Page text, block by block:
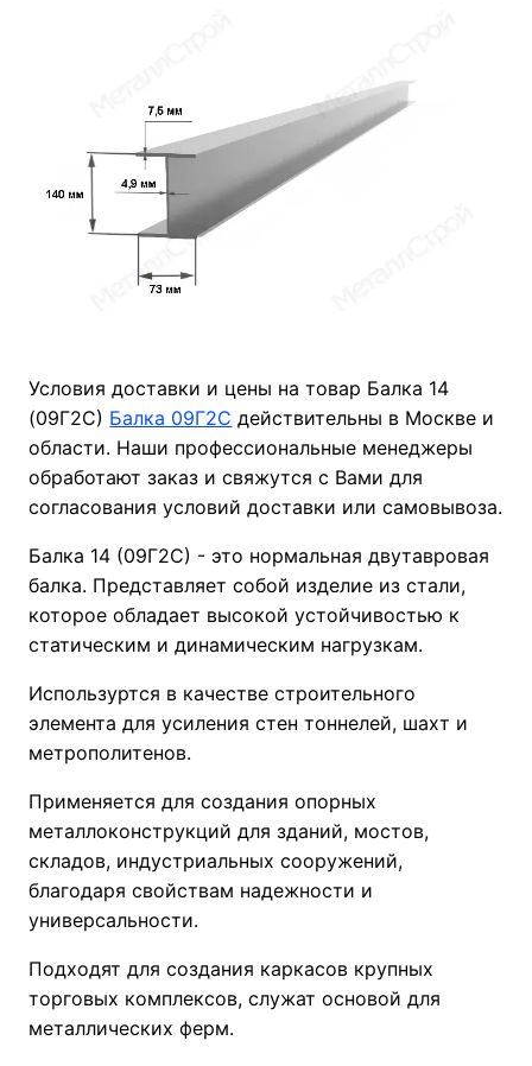
Условия доставки и цены на товар Балка 14
(09Г2С) Балка 09Г2С действительны в Москве и
области. Наши профессиональные менеджеры
обработают заказ и свяжутся с Вами для
согласования условий доставки или самовывоза.
Балка 14 (09Г2С) - это нормальная двутавровая
балка. Представляет собой изделие из стали,
которое обладает высокой устойчивостью к
статическим и динамическим нагрузкам.
Используртся в качестве строительного
элемента для усиления стен тоннелей, шахт и
метрополитенов.
Применяется для создания опорных
металлоконструкций для зданий, мостов,
складов, индустриальных сооружений,
благодаря свойствам надежности и
универсальности.
Подходят для создания каркасов крупных
торговых комплексов, служат основой для
металлических ферм.